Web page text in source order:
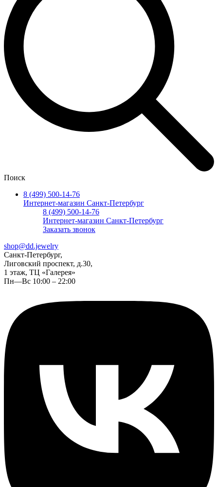
Поиск
8 (499) 500-14-76
Интернет-магазин Санкт-Петербург
8 (499) 500-14-76
Интернет-магазин Санкт-Петербург
Заказать звонок
shop@dd.jewelry
Санкт-Петербург,
Лиговский проспект, д.30,
1 этаж, ТЦ «Галерея»
Пн—Вс 10:00 – 22:00